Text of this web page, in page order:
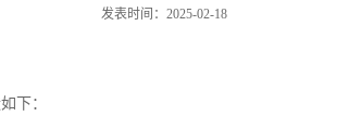
发表时间：2025-02-18
下：